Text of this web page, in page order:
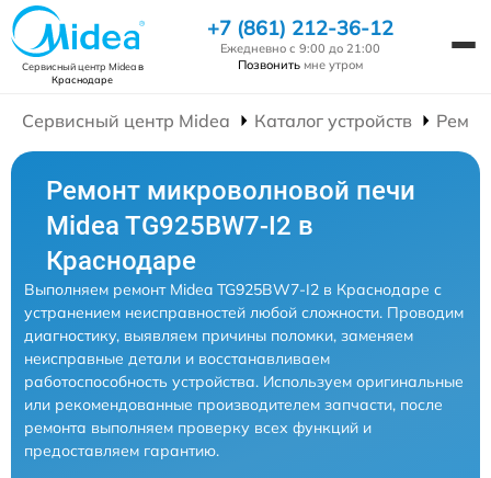
Сервисный центр Mideaв
Краснодаре
+7 (861) 212-36-12
Ежедневно с 9:00 до 21:00
Позвонить мне утром
Сервисный центр Midea Каталог устройств
Ремонт микроволновой печи
Midea TG925BW7-I2 в
Краснодаре
Выполняем ремонт Midea TG925BW7-I2 в Краснодаре с
устранением неисправностей любой сложности. Проводим
диагностику, выявляем причины поломки, заменяем
неисправные детали и восстанавливаем
работоспособность устройства. Используем оригинальные
или рекомендованные производителем запчасти, после
ремонта выполняем проверку всех функций и
предоставляем гарантию.